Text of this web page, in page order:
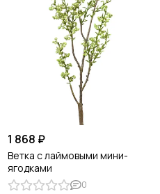
1 868 ₽
Ветка с лаймовыми мини-
ягодками
0